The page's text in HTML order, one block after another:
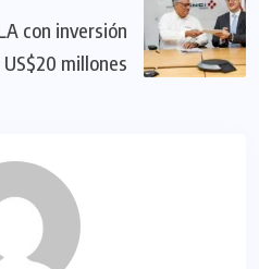
con inversión
millones